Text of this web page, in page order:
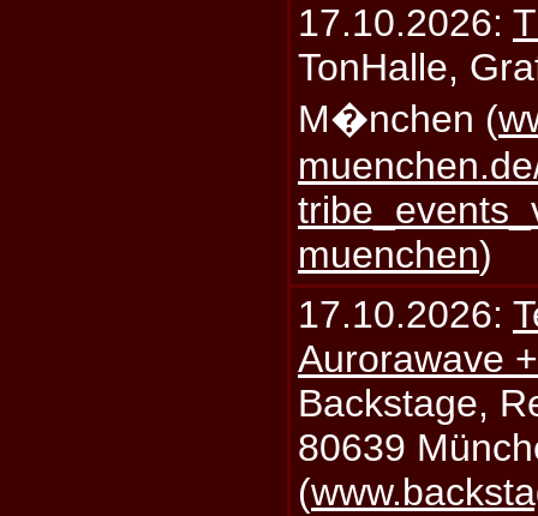
17.10.2026:
TonHalle,
M�nchen (
muenchen)
17.10.2026:
Aurorawave
Backstage,
80639
(